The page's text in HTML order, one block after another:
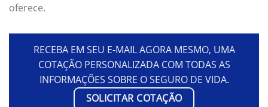
oferece.
RECEBA EM SEU E-MAIL AGORA MESMO, UMA
COTAÇÃO PERSONALIZADA COM TODAS AS
INFORMAÇÕES SOBRE O SEGURO DE VIDA.
SOLICITAR COTAÇÃO